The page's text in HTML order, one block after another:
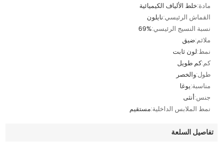
مادة:خلط الألياف الكيميائية
القماش الرئيسي:نايلون
نسبة النسيج الرئيسي:69%
ملائم:ضيق
نمط:لون ثابت
كم:كم طويل
طول:والخصر
مناسبة:يوغا
جنس:أنثى
نمط الملابس الداخلية:مستقيم
تفاصيل السلعة